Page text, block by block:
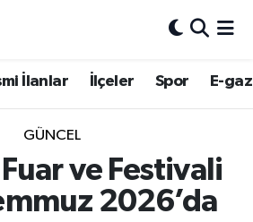
İlanlar İlçeler Spor E-
GÜNCEL
ve Festivali
2026’da